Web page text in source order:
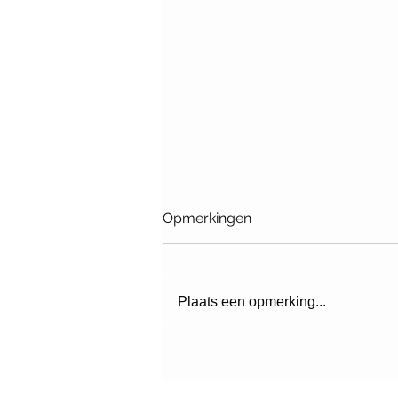
Opmerkingen
Plaats een opmerking...